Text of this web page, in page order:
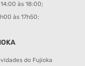
às 18:00;
às 17h50;
do Fujioka